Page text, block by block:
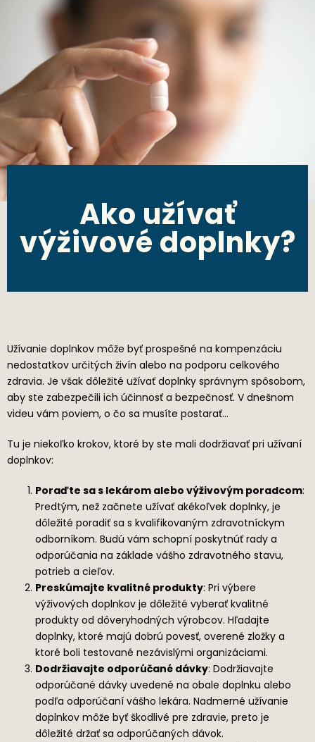
Ako užívať
výživové doplnky?
Užívanie doplnkov môže byť prospešné na kompenzáciu
nedostatkov určitých živín alebo na podporu celkového
zdravia. Je však dôležité užívať doplnky správnym spôsobom,
aby ste zabezpečili ich účinnosť a bezpečnosť. V dnešnom
videu vám poviem, o čo sa musíte postarať…
Tu je niekoľko krokov, ktoré by ste mali dodržiavať pri užívaní
doplnkov:
Poraďte sa s lekárom alebo výživovým poradcom:
Predtým, než začnete užívať akékoľvek doplnky, je
dôležité poradiť sa s kvalifikovaným zdravotníckym
odborníkom. Budú vám schopní poskytnúť rady a
odporúčania na základe vášho zdravotného stavu,
potrieb a cieľov.
Preskúmajte kvalitné produkty: Pri výbere
výživových doplnkov je dôležité vyberať kvalitné
produkty od dôveryhodných výrobcov. Hľadajte
doplnky, ktoré majú dobrú povesť, overené zložky a
ktoré boli testované nezávislými organizáciami.
Dodržiavajte odporúčané dávky: Dodržiavajte
odporúčané dávky uvedené na obale doplnku alebo
podľa odporúčaní vášho lekára. Nadmerné užívanie
doplnkov môže byť škodlivé pre zdravie, preto je
dôležité držať sa odporúčaných dávok.